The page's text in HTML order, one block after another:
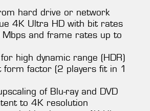
hard drive or network
4K Ultra HD with bit rates
and frame rates up to
high dynamic range (HDR)
form factor (2 players fit in 1
of Blu-ray and DVD
to 4K resolution